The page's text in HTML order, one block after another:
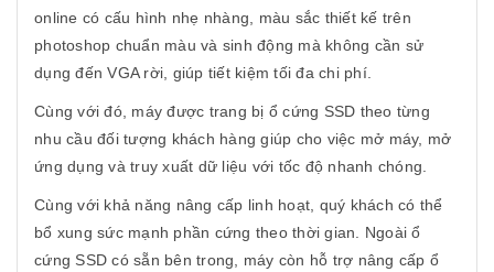
online có cấu hình nhẹ nhàng, màu sắc thiết kế trên
photoshop chuẩn màu và sinh động mà không cần sử
dụng đến VGA rời, giúp tiết kiệm tối đa chi phí.
Cùng với đó, máy được trang bị ổ cứng SSD theo từng
nhu cầu đối tượng khách hàng giúp cho việc mở máy, mở
ứng dụng và truy xuất dữ liệu với tốc độ nhanh chóng.
Cùng với khả năng nâng cấp linh hoạt, quý khách có thể
bổ xung sức mạnh phần cứng theo thời gian. Ngoài ổ
cứng SSD có sẵn bên trong, máy còn hỗ trợ nâng cấp ổ